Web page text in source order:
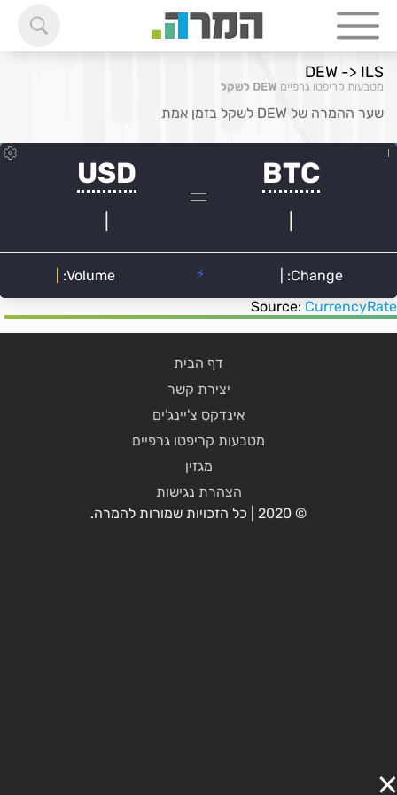
DEW -> ILS
מטבעות קריפטו גרפיים DEW לשקל
שער ההמרה של DEW לשקל בזמן אמת
Source: CurrencyRate
דף הבית
יצירת קשר
אינדקס צ'יינג'ים
מטבעות קריפטו גרפיים
מגזין
הצהרת נגישות
© 2020 | כל הזכויות שמורות להמרה.